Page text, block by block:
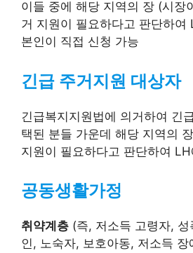
이들 중에 해당 지역의 장 (시장
거 지원이 필요하다고 판단하여
본인이 직접 신청 가능
긴급 주거지원 대상자
긴급복지지원법에 의거하여 긴
택된 분들 가운데 해당 지역의
지원이 필요하다고 판단하여
공동생활가정
취약계층 (즉, 저소득 고령자,
인, 노숙자, 보호아동, 저소득